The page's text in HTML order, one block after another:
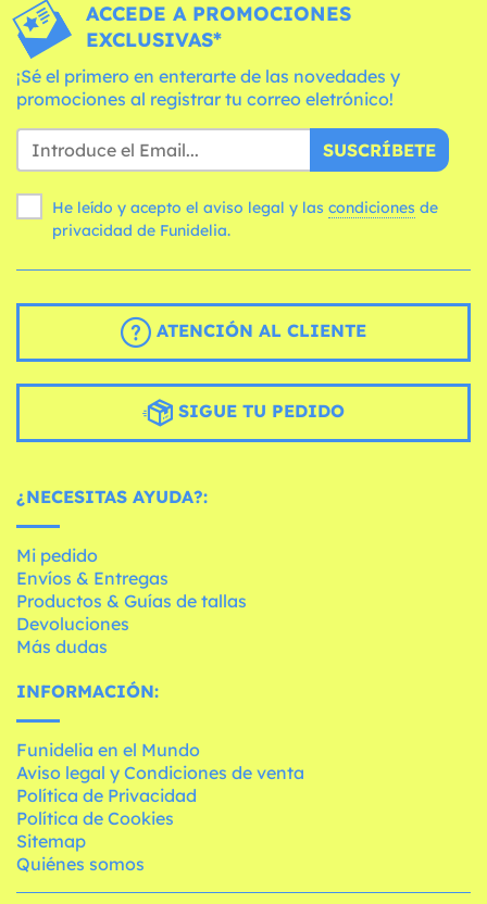
ACCEDE A PROMOCIONES
EXCLUSIVAS*
¡Sé el primero en enterarte de las novedades y
promociones al registrar tu correo eletrónico!
SUSCRÍBETE
He leído y acepto el aviso legal y las condiciones
privacidad de Funidelia.
ATENCIÓN AL CLIENTE
SIGUE TU PEDIDO
¿NECESITAS AYUDA?:
Mi pedido
Envíos & Entregas
Productos & Guías de tallas
Devoluciones
Más dudas
INFORMACIÓN:
Funidelia en el Mundo
Aviso legal y Condiciones de venta
Política de Privacidad
Política de Cookies
Sitemap
Quiénes somos